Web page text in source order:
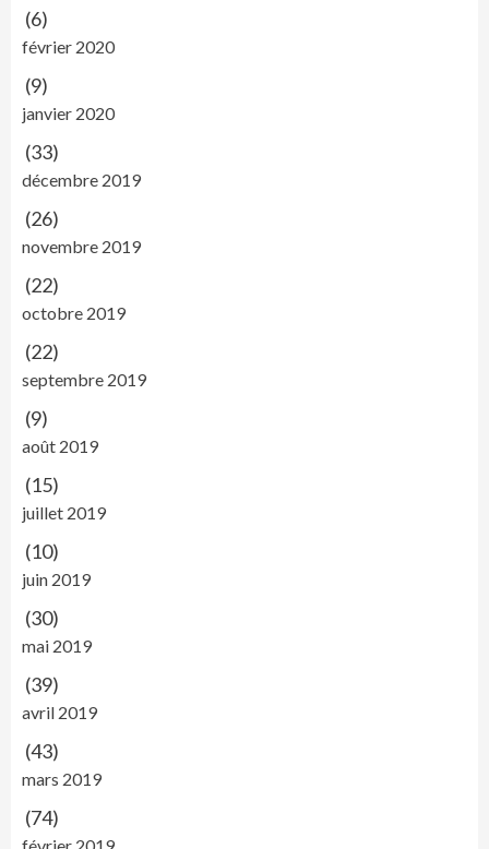
(6)
février 2020
(9)
janvier 2020
(33)
décembre 2019
(26)
novembre 2019
(22)
octobre 2019
(22)
septembre 2019
(9)
août 2019
(15)
juillet 2019
(10)
juin 2019
(30)
mai 2019
(39)
avril 2019
(43)
mars 2019
(74)